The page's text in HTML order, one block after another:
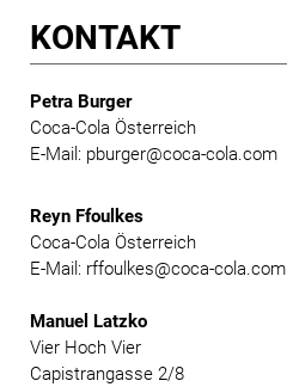
KONTAKT
Petra Burger
Coca-Cola Österreich
E-Mail: pburger@coca-cola.com
Reyn Ffoulkes
Coca-Cola Österreich
E-Mail: rffoulkes@coca-cola.com
Manuel Latzko
Vier Hoch Vier
Capistrangasse 2/8